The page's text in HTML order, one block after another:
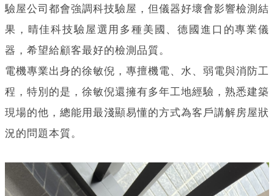
驗屋公司都會強調科技驗屋，但儀器好壞會影響檢測結
果，晴佳科技驗屋選用多種美國、德國進口的專業儀
器，希望給顧客最好的檢測品質。
電機專業出身的徐敏倪，專擅機電、水、弱電與消防工
程，特別的是，徐敏倪還擁有多年工地經驗，熟悉建築
現場的他，總能用最淺顯易懂的方式為客戶講解房屋狀
況的問題本質。